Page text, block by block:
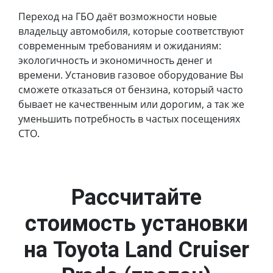
Переход на ГБО даёт возможности новые
владельцу автомобиля, которые соответствуют
современным требованиям и ожиданиям:
экологичность и экономичность денег и
времени. Установив газовое оборудование Вы
сможете отказаться от бензина, который часто
бывает не качественным или дорогим, а так же
уменьшить потребность в частых посещениях
СТО.
Рассчитайте
стоимость установки
на Toyota Land Cruiser